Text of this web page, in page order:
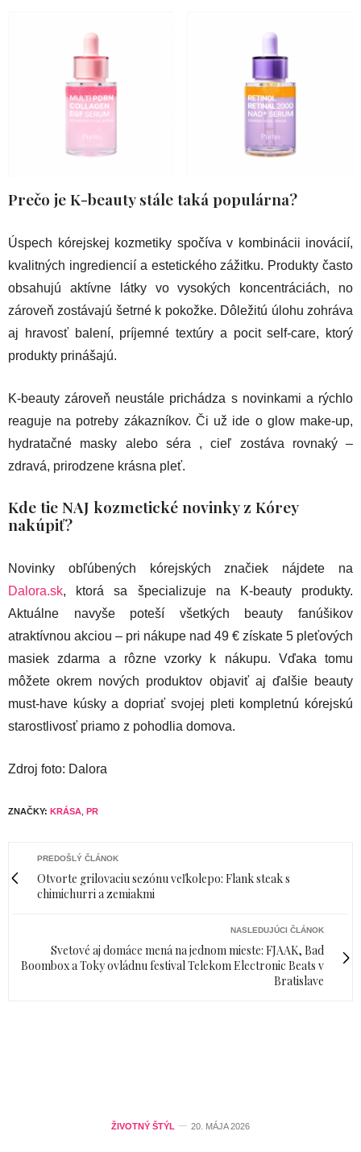
Prečo je K-beauty stále taká populárna?
Úspech kórejskej kozmetiky spočíva v kombinácii inovácií,
kvalitných ingrediencií a estetického zážitku. Produkty často
obsahujú aktívne látky vo vysokých koncentráciách, no
zároveň zostávajú šetrné k pokožke. Dôležitú úlohu zohráva
aj hravosť balení, príjemné textúry a pocit self-care, ktorý
produkty prinášajú.
K-beauty zároveň neustále prichádza s novinkami a rýchlo
reaguje na potreby zákazníkov. Či už ide o glow make-up,
hydratačné masky alebo séra , cieľ zostáva rovnaký –
zdravá, prirodzene krásna pleť.
Kde tie NAJ kozmetické novinky z Kórey
nakúpiť?
Novinky obľúbených kórejských značiek nájdete na
Dalora.sk, ktorá sa špecializuje na K-beauty produkty.
Aktuálne navyše poteší všetkých beauty fanúšikov
atraktívnou akciou – pri nákupe nad 49 € získate 5 pleťových
masiek zdarma a rôzne vzorky k nákupu. Vďaka tomu
môžete okrem nových produktov objaviť aj ďalšie beauty
must-have kúsky a dopriať svojej pleti kompletnú kórejskú
starostlivosť priamo z pohodlia domova.
Zdroj foto: Dalora
ZNAČKY: KRÁSA PR
PREDOŠLÝ ČLÁNOK
Otvorte grilovaciu sezónu veľkolepo: Flank steak s
chimichurri a zemiakmi
NASLEDUJÚCI ČLÁNOK
Svetové aj domáce mená na jednom mieste: FJAAK, Bad
Boombox a Toky ovládnu festival Telekom Electronic Beats v
Bratislave
ŽIVOTNÝ ŠTÝL 20. MÁJA 2026